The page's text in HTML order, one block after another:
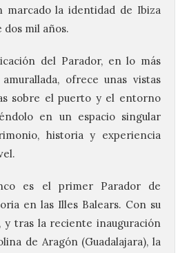
marcado la identidad de Ibiza
dos mil años.
del Parador, en lo más
ofrece unas vistas
sobre el puerto y el entorno
en un espacio singular
historia y experiencia
es el primer Parador de
en las Illes Balears. Con su
y tras la reciente inauguración
de Aragón (Guadalajara), la